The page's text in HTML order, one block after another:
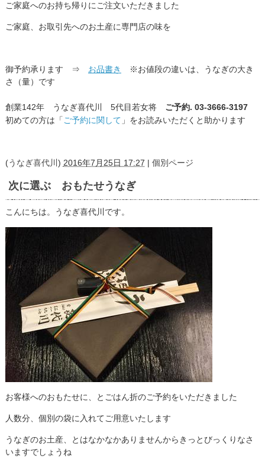
ご家庭へのお持ち帰りにご注文いただきました
ご家庭、お取引先へのお土産に専門店の味を
御予約承ります ⇒ お品書き
※お値段の違いは、うなぎの大き
さ（量）です
創業142年 うなぎ喜代川 5代目若女将 ご予約. 03-3666-3197
初めての方は「ご予約に関して 」をお読みいただくと助かります
(うなぎ喜代川 ) 2016年7月25日 17:27 | 個別ページ
次に選ぶ おもたせうなぎ
こんにちは。うなぎ喜代川です。
お客様へのおもたせに、とごはん折のご予約をいただきました
人数分、個別の袋に入れてご用意いたします
うなぎのお土産、とはなかなかありませんからきっとびっくりなさ
いますでしょうね